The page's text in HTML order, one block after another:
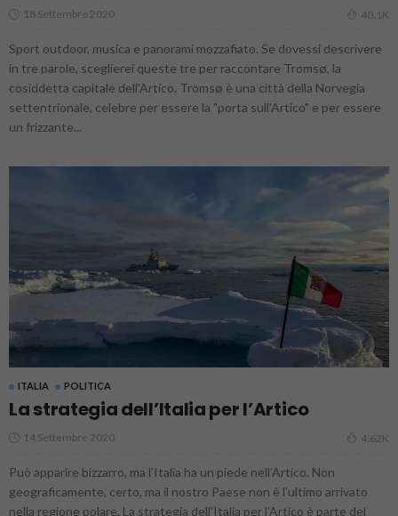
18 Settembre 2020 40.1K
Sport outdoor, musica e panorami mozzafiato. Se dovessi descrivere
in tre parole, sceglierei queste tre per raccontare Tromsø, la
cosiddetta capitale dell'Artico. Tromsø è una città della Norvegia
settentrionale, celebre per essere la "porta sull'Artico" e per essere
un frizzante...
ITALIA POLITICA
La strategia dell’Italia per l’Artico
14 Settembre 2020 4.62K
Può apparire bizzarro, ma l’Italia ha un piede nell’Artico. Non
geograficamente, certo, ma il nostro Paese non è l’ultimo arrivato
nella regione polare. La strategia dell'Italia per l'Artico è parte del